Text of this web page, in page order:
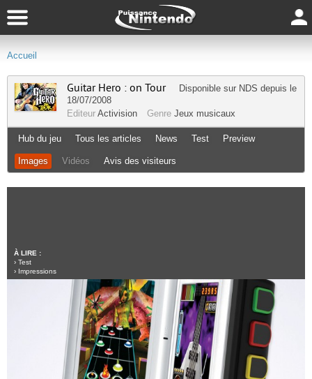
Accueil
Guitar Hero : on Tour Disponible sur NDS depuis le
18/07/2008
Editeur Activision Genre Jeux musicaux
Hub du jeu Tous les articles News Test Preview
Images Vidéos Avis des visiteurs
À LIRE :
› Test
› Impressions